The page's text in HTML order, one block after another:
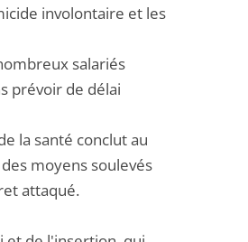
involontaire et les
salariés
prévoir de délai
la santé conclut au
moyens soulevés
attaqué.